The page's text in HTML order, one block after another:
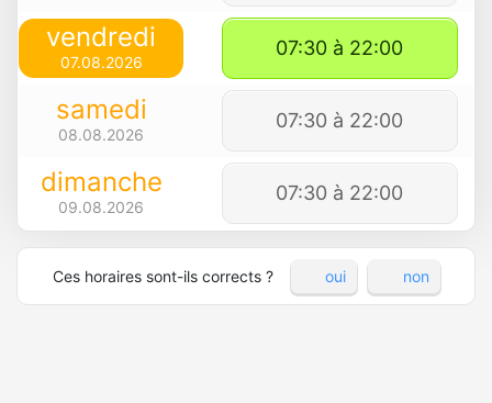
vendredi
07.08.2026
07:30 à 22:00
samedi
08.08.2026
07:30 à 22:00
dimanche
09.08.2026
07:30 à 22:00
Ces horaires sont-ils corrects ? oui non